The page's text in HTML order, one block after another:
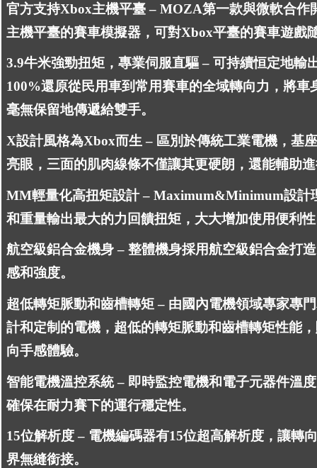
官方支持Xbox主機平臺 – MOZA第一款與微軟合作
主機平臺的賽車模擬器，可對Xbox平臺的賽車遊戲
3.9牛米強勁扭矩，專業伺服直驅 – 可持續恒定地輸
100%還原從民用車到常用賽車的全域轉向力，將車
毫無保留地傳遞給雙手。
X設計風格為Xbox而生 – 區別於傳統工業電機，基
亮眼，三面的肌肉線條不僅讓其更硬朗，還能輔助
MM輕量化高扭矩設計 – Maximum&Minimum設計
和重量輸出最大的力回饋扭矩，大大增加使用便利
航空級鋁合金機身 – 整體機身採用航空級鋁合金打
感和強度。
超低轉矩脈動和齒槽轉矩 – 由國內電機領域專家專
計和定制的電機，超低的轉矩脈動和齒槽轉矩性能
向手感體驗。
智能電機溫控系統 – 即時監控電機和電子元器件溫
確保在耐力賽下的運行穩定性。
15位解析度 – 電機編碼器有15位超高解析度，讓轉
界無縫銜接。